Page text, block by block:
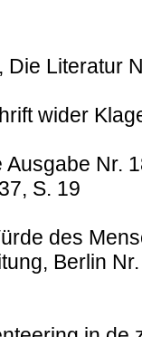
Die Literatur
wider
Ausgabe Nr.
S. 19
des
Berlin